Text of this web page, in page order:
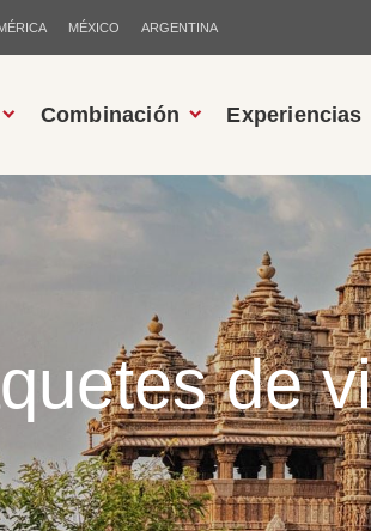
MÉXICO ARGENTINA
Combinación Experiencias
de